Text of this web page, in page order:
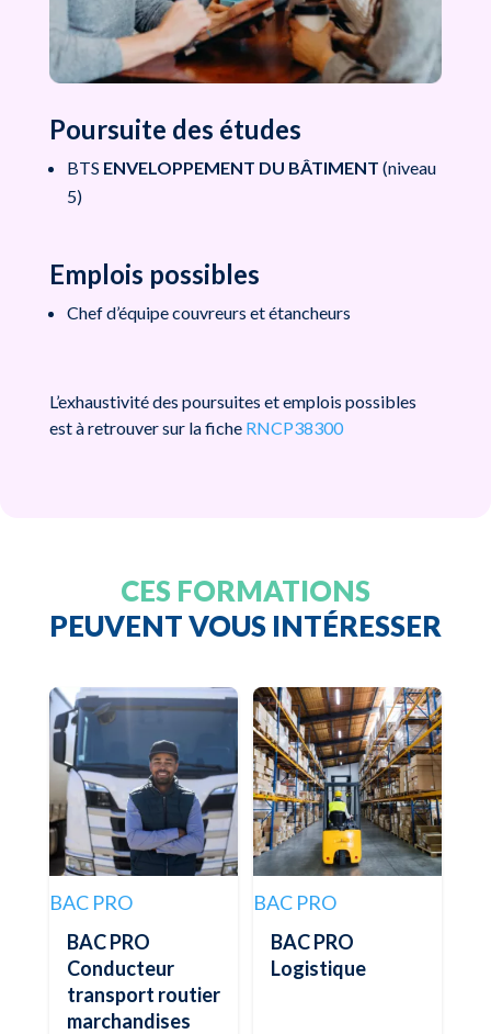
Poursuite des études
BTS ENVELOPPEMENT DU BÂTIMENT (niveau
5)
Emplois possibles
Chef d’équipe couvreurs et étancheurs
L’exhaustivité des poursuites et emplois possibles
est à retrouver sur la fiche RNCP38300
CES FORMATIONS
PEUVENT VOUS INTÉRESSER
BAC PRO
BAC PRO
Conducteur
transport routier
marchandises
BAC PRO
BAC PRO
Logistique